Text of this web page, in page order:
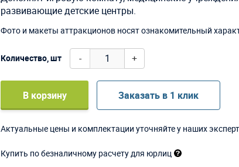
развивающие детские центры.
Фото и макеты аттракционов носят ознакомительный
Количество, шт - +
В корзину Заказать в 1 клик
Актуальные цены и комплектации уточняйте у наших
Купить по безналичному расчету для юрлиц